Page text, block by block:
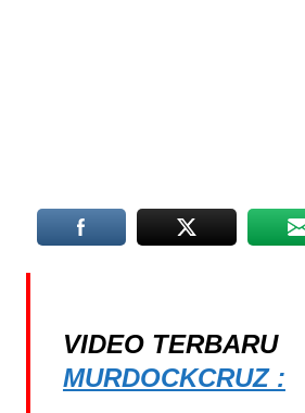
VIDEO TERBARU
MURDOCKCRUZ :